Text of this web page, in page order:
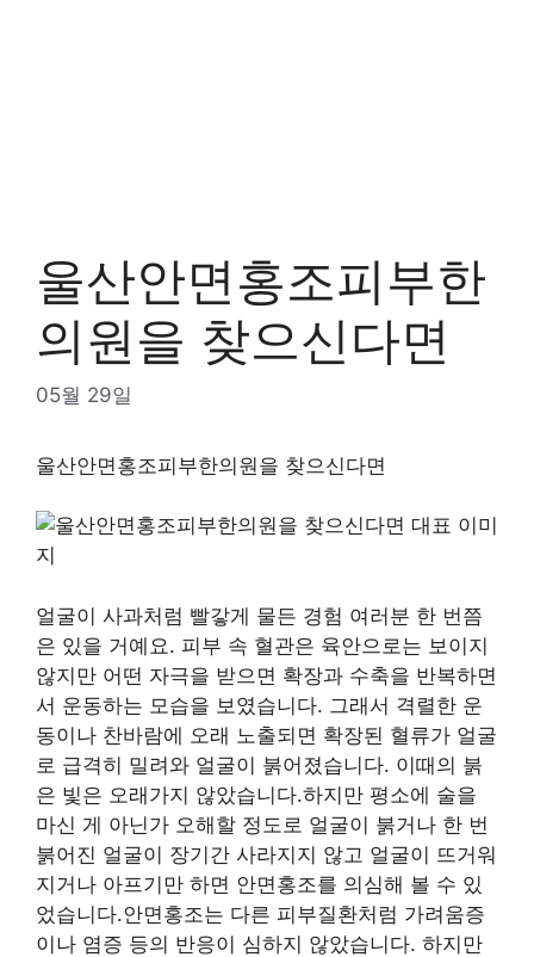
울산안면홍조피부한
의원을 찾으신다면
05월 29일
울산안면홍조피부한의원을 찾으신다면
얼굴이 사과처럼 빨갛게 물든 경험 여러분 한 번쯤
은 있을 거예요. 피부 속 혈관은 육안으로는 보이지
않지만 어떤 자극을 받으면 확장과 수축을 반복하면
서 운동하는 모습을 보였습니다. 그래서 격렬한 운
동이나 찬바람에 오래 노출되면 확장된 혈류가 얼굴
로 급격히 밀려와 얼굴이 붉어졌습니다. 이때의 붉
은 빛은 오래가지 않았습니다.하지만 평소에 술을
마신 게 아닌가 오해할 정도로 얼굴이 붉거나 한 번
붉어진 얼굴이 장기간 사라지지 않고 얼굴이 뜨거워
지거나 아프기만 하면 안면홍조를 의심해 볼 수 있
었습니다.안면홍조는 다른 피부질환처럼 가려움증
이나 염증 등의 반응이 심하지 않았습니다. 하지만